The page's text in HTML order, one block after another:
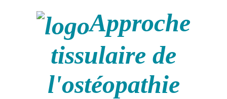
Approche
tissulaire de
l'ostéopathie